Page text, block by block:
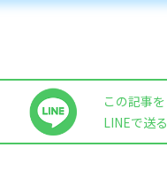
この記事を
LINEで送る